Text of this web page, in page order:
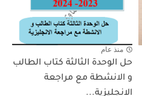
منذ عام
حل الوحدة الثالثة كتاب الطالب
و الانشطة مع مراجعة
الانجليزية...